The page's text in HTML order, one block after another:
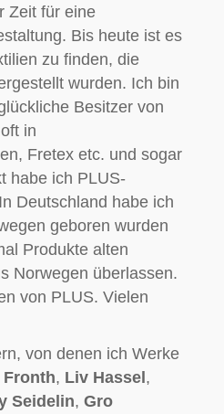
Zeit für eine
Bis heute ist es
zu finden, die
wurden. Ich bin
Besitzer von
in
Fretex etc. und sogar
habe ich PLUS-
Deutschland habe ich
geboren wurden
Produkte alten
Norwegen überlassen.
von PLUS. Vielen
von denen ich Werke
Fronth, Liv Hassel,
Seidelin, Gro